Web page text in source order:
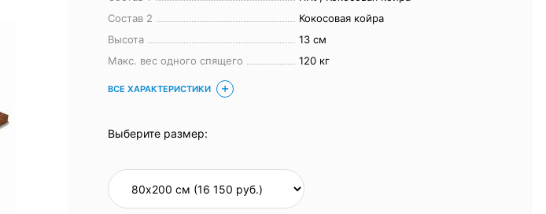
Состав 2
Кокосовая койра
Высота
13 см
Макс. вес одного спящего
120 кг
ВСЕ ХАРАКТЕРИСТИКИ
Выберите размер: